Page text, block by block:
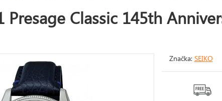
Presage Classic 145th
Značka: SEIKO